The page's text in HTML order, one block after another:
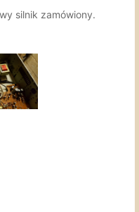
silnik zamówiony.